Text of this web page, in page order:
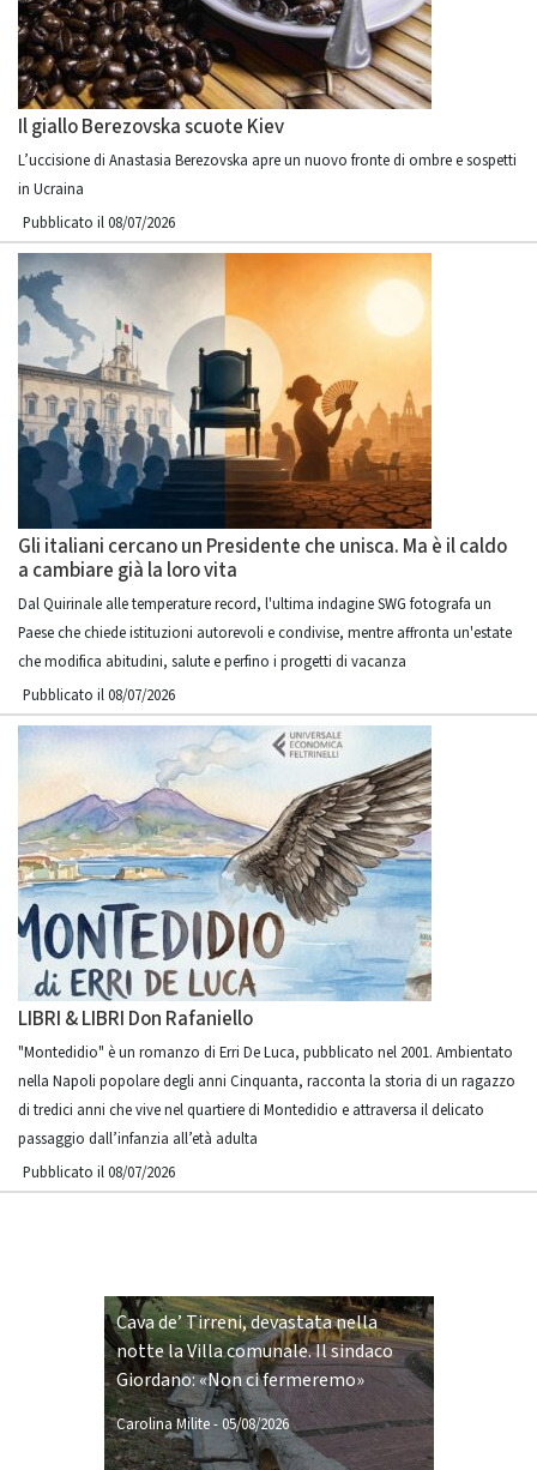
Il giallo Berezovska scuote Kiev
L’uccisione di Anastasia Berezovska apre un nuovo fronte di ombre e sospetti
in Ucraina
Pubblicato il 08/07/2026
Gli italiani cercano un Presidente che unisca. Ma è il caldo
a cambiare già la loro vita
Dal Quirinale alle temperature record, l'ultima indagine SWG fotografa un
Paese che chiede istituzioni autorevoli e condivise, mentre affronta un'estate
che modifica abitudini, salute e perfino i progetti di vacanza
Pubblicato il 08/07/2026
LIBRI & LIBRI Don Rafaniello
"Montedidio" è un romanzo di Erri De Luca, pubblicato nel 2001. Ambientato
nella Napoli popolare degli anni Cinquanta, racconta la storia di un ragazzo
di tredici anni che vive nel quartiere di Montedidio e attraversa il delicato
passaggio dall’infanzia all’età adulta
Pubblicato il 08/07/2026
Cava de’ Tirreni, devastata nella
notte la Villa comunale. Il sindaco
Giordano: «Non ci fermeremo»
Carolina Milite- 05/08/2026